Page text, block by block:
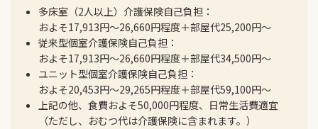
多床室（2人以上）介護保険自己負担：
およそ17,913円～26,660円程度＋部屋代25,200円～
従来型個室介護保険自己負担：
およそ17,913円～26,660円程度＋部屋代34,500円～
ユニット型個室介護保険自己負担：
およそ20,453円～29,265円程度＋部屋代59,100円～
上記の他、食費およそ50,000円程度、日常生活費適宜
（ただし、おむつ代は介護保険に含まれます。）